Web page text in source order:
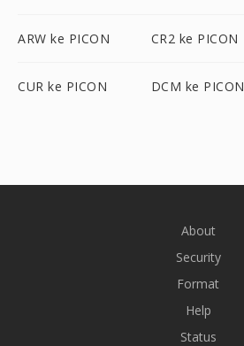
ARW ke PICON CR2 ke PICON
CUR ke PICON DCM ke PICON
About
Security
Format
Help
Status